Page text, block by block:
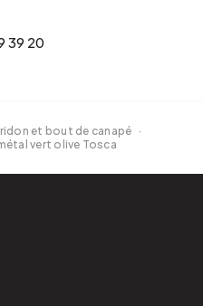
39 20
et bout de canapé ·
vert olive Tosca